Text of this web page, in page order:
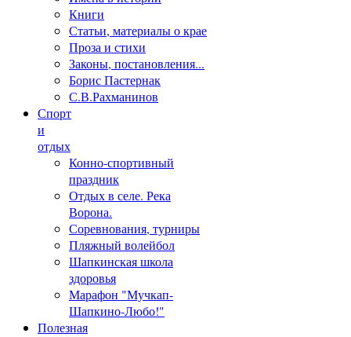
Книги
Статьи, материалы о крае
Проза и стихи
Законы, постановления...
Борис Пастернак
С.В.Рахманинов
Спорт
и
отдых
Конно-спортивный
праздник
Отдых в селе. Река
Ворона.
Соревнования, турниры
Пляжный волейбол
Шапкинская школа
здоровья
Марафон "Мучкап-
Шапкино-Любо!"
Полезная